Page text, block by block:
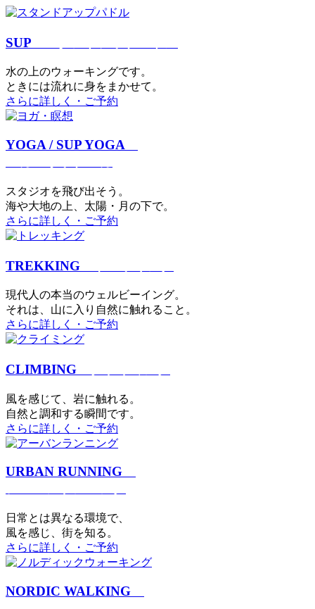
SUP
⽔の上のウォーキングです。
ときには流れに身をまかせて。
さらに詳しく・ご予約
YOGA / SUP YOGA
スタジオを⾶び出そう。
海や大地の上、太陽・⽉の下で。
さらに詳しく・ご予約
TREKKING
現代⼈の本当のウェルビーイング。
それは、⼭に⼊り⾃然に触れること。
さらに詳しく・ご予約
CLIMBING
⾵を感じて、岩に触れる。
⾃然と調和する瞬間です。
さらに詳しく・ご予約
URBAN RUNNING
日常とは異なる環境で、
風を感じ、街を知る。
さらに詳しく・ご予約
NORDIC WALKING